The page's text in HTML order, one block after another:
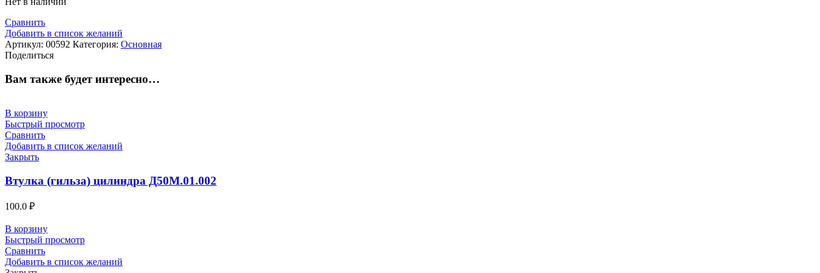
Сравнить
Добавить в список желаний
Артикул: 00592 Категория: Основная
Поделиться
Вам также будет интересно…
В корзину
Быстрый просмотр
Сравнить
Добавить в список желаний
Закрыть
Втулка (гильза) цилиндра Д50М.01.002
100.0 ₽
В корзину
Быстрый просмотр
Сравнить
Добавить в список желаний